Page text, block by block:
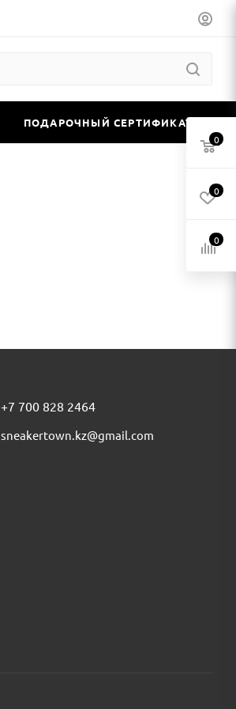
ПОДАРОЧНЫЙ СЕРТИФИКАТ
+7 700 828 2464
sneakertown.kz@gmail.com
0
0
0